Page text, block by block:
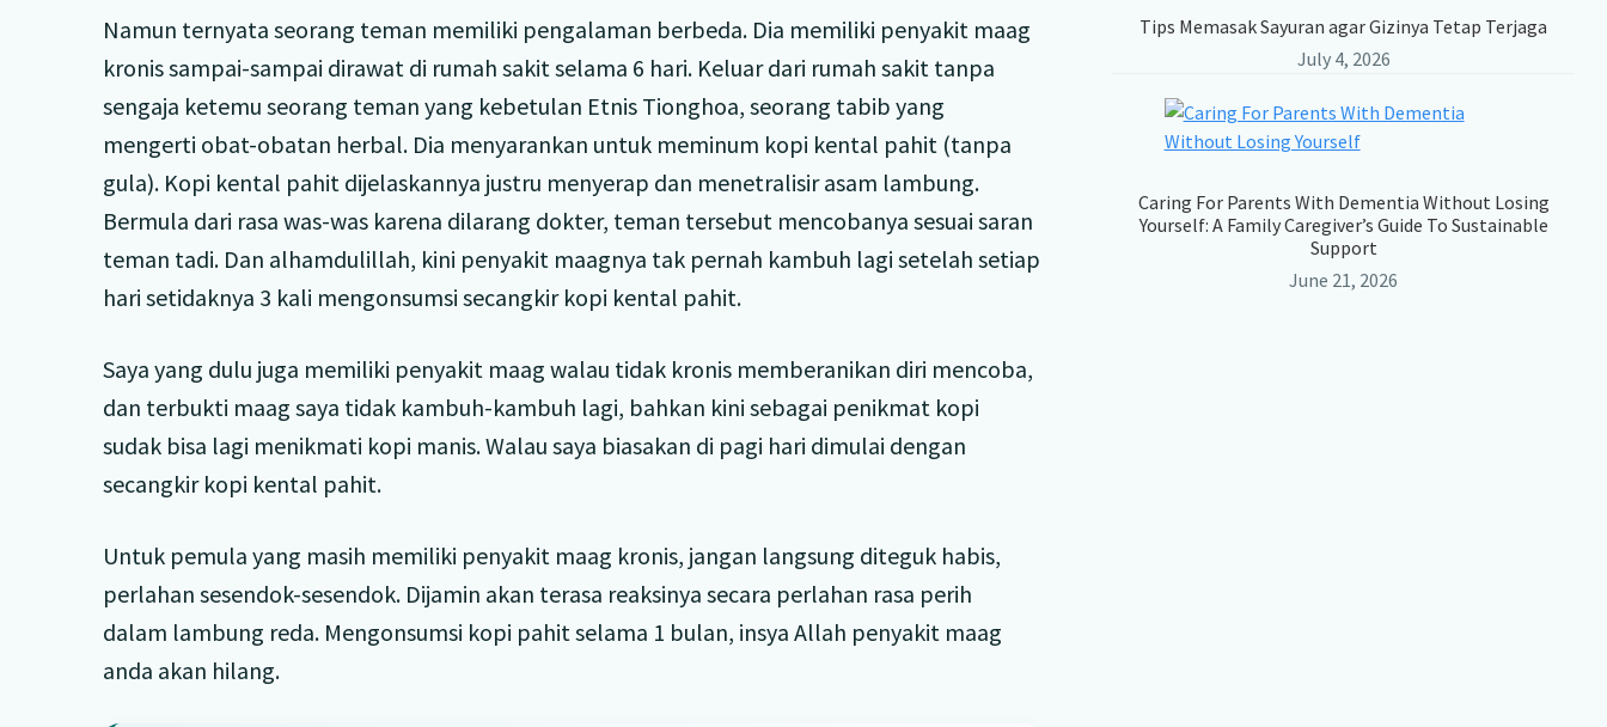
Namun ternyata seorang teman memiliki pengalaman berbeda. Dia memiliki penyakit maag
kronis sampai-sampai dirawat di rumah sakit selama 6 hari. Keluar dari rumah sakit tanpa
sengaja ketemu seorang teman yang kebetulan Etnis Tionghoa, seorang tabib yang
mengerti obat-obatan herbal. Dia menyarankan untuk meminum kopi kental pahit (tanpa
gula). Kopi kental pahit dijelaskannya justru menyerap dan menetralisir asam lambung.
Bermula dari rasa was-was karena dilarang dokter, teman tersebut mencobanya sesuai saran
teman tadi. Dan alhamdulillah, kini penyakit maagnya tak pernah kambuh lagi setelah setiap
hari setidaknya 3 kali mengonsumsi secangkir kopi kental pahit.
Saya yang dulu juga memiliki penyakit maag walau tidak kronis memberanikan diri mencoba,
dan terbukti maag saya tidak kambuh-kambuh lagi, bahkan kini sebagai penikmat kopi
sudak bisa lagi menikmati kopi manis. Walau saya biasakan di pagi hari dimulai dengan
secangkir kopi kental pahit.
Untuk pemula yang masih memiliki penyakit maag kronis, jangan langsung diteguk habis,
perlahan sesendok-sesendok. Dijamin akan terasa reaksinya secara perlahan rasa perih
dalam lambung reda. Mengonsumsi kopi pahit selama 1 bulan, insya Allah penyakit maag
anda akan hilang.
Tips Memasak Sayuran agar Gizinya Tetap Terjaga
July 4, 2026
Caring For Parents With Dementia Without Losing
Yourself: A Family Caregiver’s Guide To Sustainable
Support
June 21, 2026